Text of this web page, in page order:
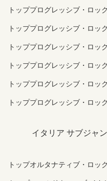
トッププログレッシブ・ロッ
トッププログレッシブ・ロッ
トッププログレッシブ・ロッ
トッププログレッシブ・ロッ
トッププログレッシブ・ロッ
トッププログレッシブ・ロッ
イタリア サブジャ
トップオルタナティブ・ロッ